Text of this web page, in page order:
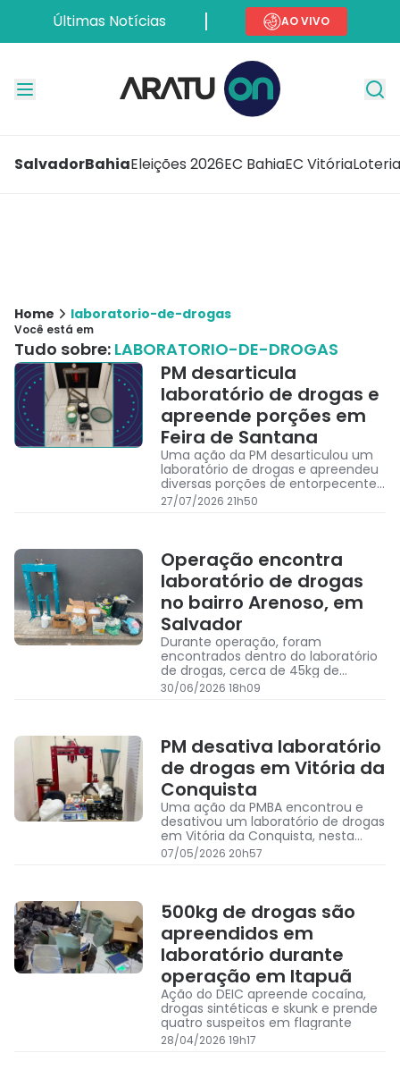
Últimas Notícias AO VIVO
SalvadorBahiaEleições 2026EC BahiaEC Vitória
Home laboratorio-de-drogas
Você está em
Tudo sobre: LABORATORIO-DE-DROGAS
PM desarticula
laboratório de drogas e
apreende porções em
Feira de Santana
Uma ação da PM desarticulou um
laboratório de drogas e apreendeu
diversas porções de entorpecentes
em um imóvel de Feira de Santana
27/07/2026 21h50
Operação encontra
laboratório de drogas
no bairro Arenoso, em
Salvador
Durante operação, foram
encontrados dentro do laboratório
de drogas, cerca de 45kg de
cocaína e 55 frascos de lança
perfume
30/06/2026 18h09
PM desativa laboratório
de drogas em Vitória da
Conquista
Uma ação da PMBA encontrou e
desativou um laboratório de drogas
em Vitória da Conquista, nesta
quinta-feira
07/05/2026 20h57
500kg de drogas são
apreendidos em
laboratório durante
operação em Itapuã
Ação do DEIC apreende cocaína,
drogas sintéticas e skunk e prende
quatro suspeitos em flagrante
28/04/2026 19h17